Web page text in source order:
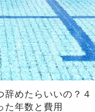
辞めたらいいの？４
た年数と費用